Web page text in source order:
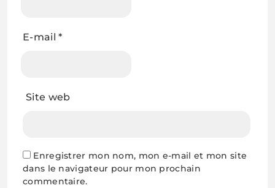
E-mail*
Site web
Enregistrer mon nom, mon e-mail et mon site
dans le navigateur pour mon prochain
commentaire.